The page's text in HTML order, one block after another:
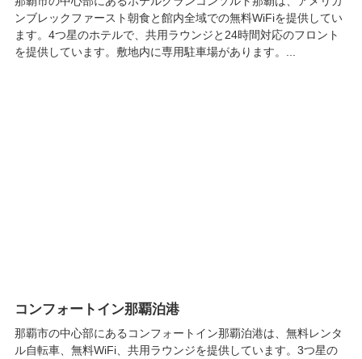
ンブレックファースト朝食と館内全域での無料WiFiを提供してい
ます。4つ星のホテルで、共用ラウンジと24時間対応のフロント
を提供しています。敷地内に専用駐車場があります。...
コンフォートイン那覇泊港
那覇市の中心部にあるコンフォートイン那覇泊港は、無料レンタ
ル自転車、無料WiFi、共用ラウンジを提供しています。3つ星の